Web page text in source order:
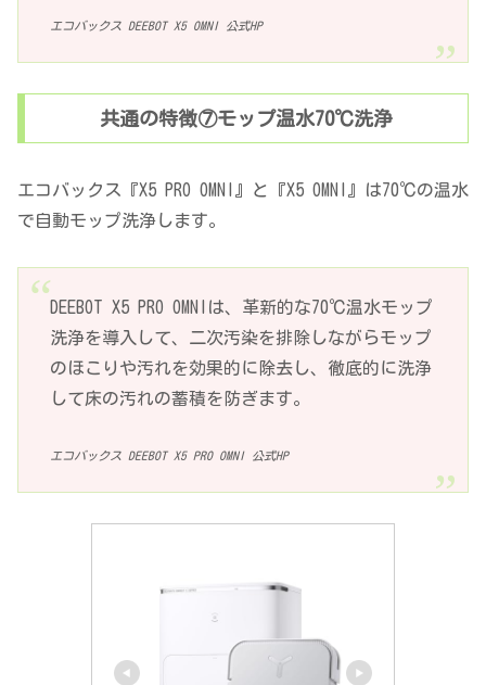
エコバックス DEEBOT X5 OMNI 公式HP
共通の特徴⑦モップ温水70℃洗浄
エコバックス『X5 PRO OMNI』と『X5 OMNI』は70℃の温水
で自動モップ洗浄します。
DEEBOT X5 PRO OMNIは、革新的な70℃温水モップ
洗浄を導入して、二次汚染を排除しながらモップ
のほこりや汚れを効果的に除去し、徹底的に洗浄
して床の汚れの蓄積を防ぎます。
エコバックス DEEBOT X5 PRO OMNI 公式HP